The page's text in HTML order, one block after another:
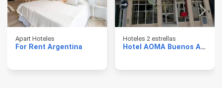
Apart Hoteles
For Rent Argentina
Hoteles 2 estrellas
Hotel AOMA Buenos Aires